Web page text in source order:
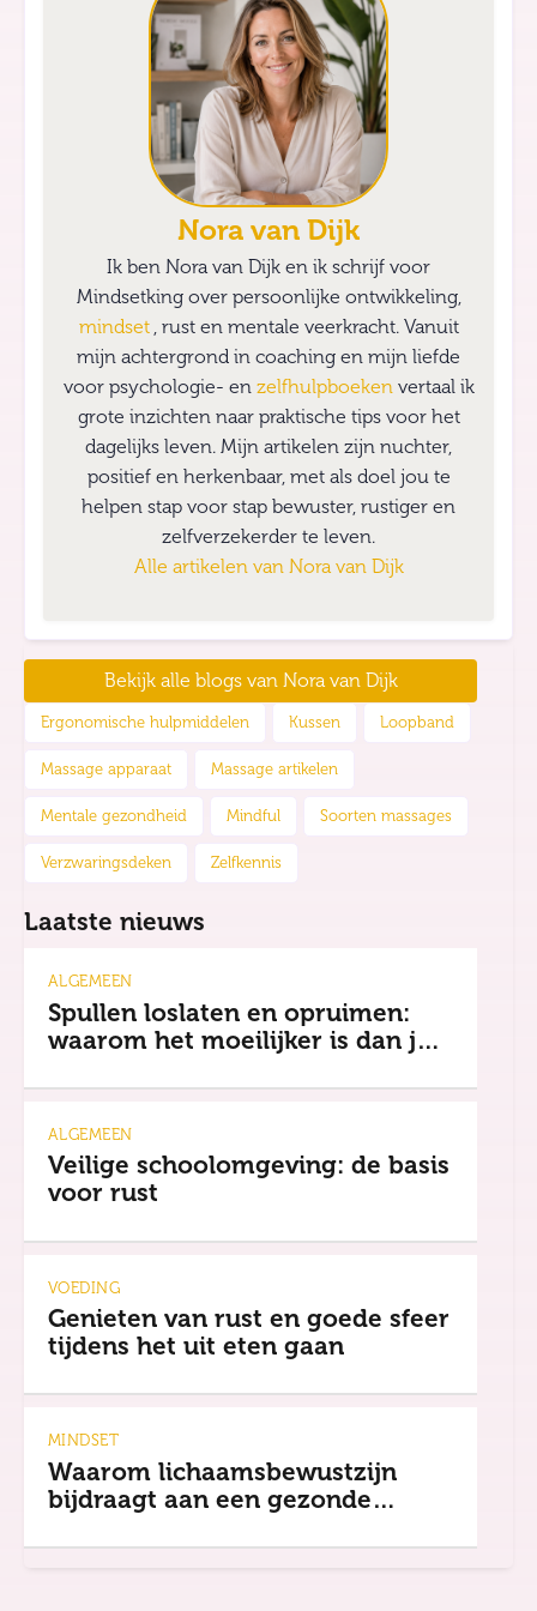
Nora van Dijk
Ik ben Nora van Dijk en ik schrijf voor
Mindsetking over persoonlijke ontwikkeling,
mindset , rust en mentale veerkracht. Vanuit
mijn achtergrond in coaching en mijn liefde
voor psychologie- en zelfhulpboeken vertaal ik
grote inzichten naar praktische tips voor het
dagelijks leven. Mijn artikelen zijn nuchter,
positief en herkenbaar, met als doel jou te
helpen stap voor stap bewuster, rustiger en
zelfverzekerder te leven.
Alle artikelen van Nora van Dijk
Bekijk alle blogs van Nora van Dijk
Ergonomische hulpmiddelen Kussen Loopband
Massage apparaat Massage artikelen
Mentale gezondheid Mindful Soorten massages
Verzwaringsdeken Zelfkennis
Laatste nieuws
ALGEMEEN
Spullen loslaten en opruimen:
waarom het moeilijker is dan je
ALGEMEEN
Veilige schoolomgeving: de basis
voor rust
VOEDING
Genieten van rust en goede sfeer
tijdens het uit eten gaan
MINDSET
Waarom lichaamsbewustzijn
bijdraagt aan een gezonde